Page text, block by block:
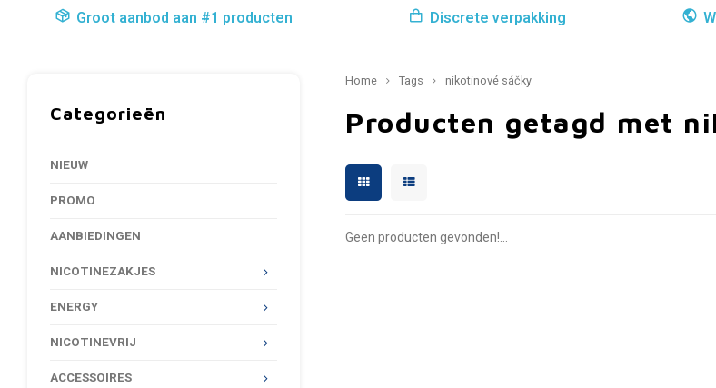
Groot aanbod aan #1 producten Discrete verpakking
Categorieën
NIEUW
PROMO
AANBIEDINGEN
NICOTINEZAKJES
ENERGY
NICOTINEVRIJ
ACCESSOIRES
Home Tags nikotinové sáčky
Producten getagd met
Geen producten gevonden!...